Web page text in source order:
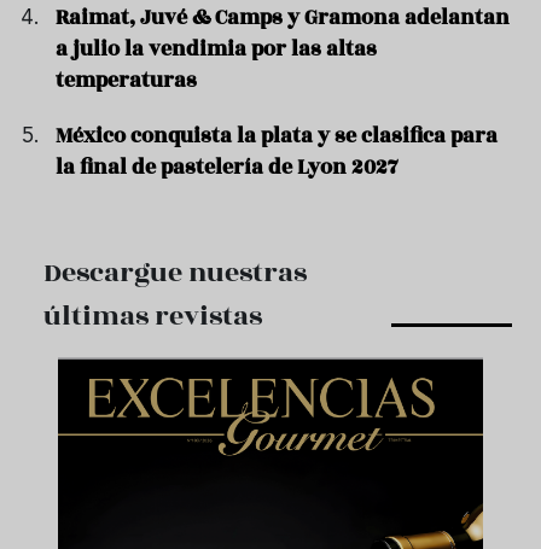
Raimat, Juvé & Camps y Gramona adelantan
a julio la vendimia por las altas
temperaturas
México conquista la plata y se clasifica para
la final de pastelería de Lyon 2027
Descargue nuestras
últimas revistas